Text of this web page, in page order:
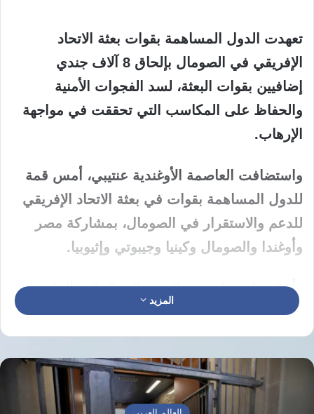
تعهدت الدول المساهمة بقوات بعثة الاتحاد
الإفريقي في الصومال بإلحاق 8 آلاف جندي
إضافيين بقوات البعثة، لسد الفجوات الأمنية
والحفاظ على المكاسب التي تحققت في مواجهة
الإرهاب.
واستضافت العاصمة الأوغندية عنتيبي، أمس قمة
للدول المساهمة بقوات في بعثة الاتحاد الإفريقي
للدعم والاستقرار في الصومال، بمشاركة مصر
وأوغندا والصومال وكينيا وجيبوتي وإثيوبيا.
وأشار بيان صادر عن القمة، إلى الحاجة الملحة
لنشر 8000 جندي إضافي ضمن قوات الاتحاد
الإفريقي في الصومال لمعالجة الوضع الأمني
الراهن والحفاظ على المكاسب التي تحققت،
وعدم ترك الفرصة لحركة الشباب للعودة.
المزيد